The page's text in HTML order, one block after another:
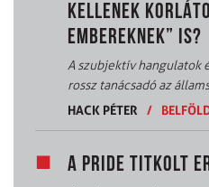
KELLENEK
EMBEREKNEK” IS?
A szubjektív hangulatok
rossz tanácsadó az
HACK PÉTER
/
A PRIDE TITKOLT